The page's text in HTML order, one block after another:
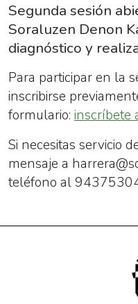
Segunda sesión
Soraluzen Denon
diagnóstico y
Para participar en la
inscribirse
formulario: inscríbete
Si necesitas servicio
mensaje a
teléfono al